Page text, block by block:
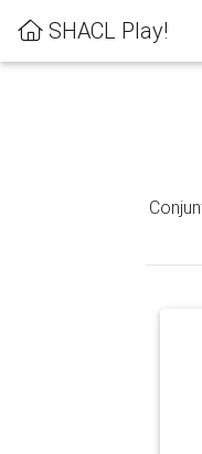
SHACL Play!